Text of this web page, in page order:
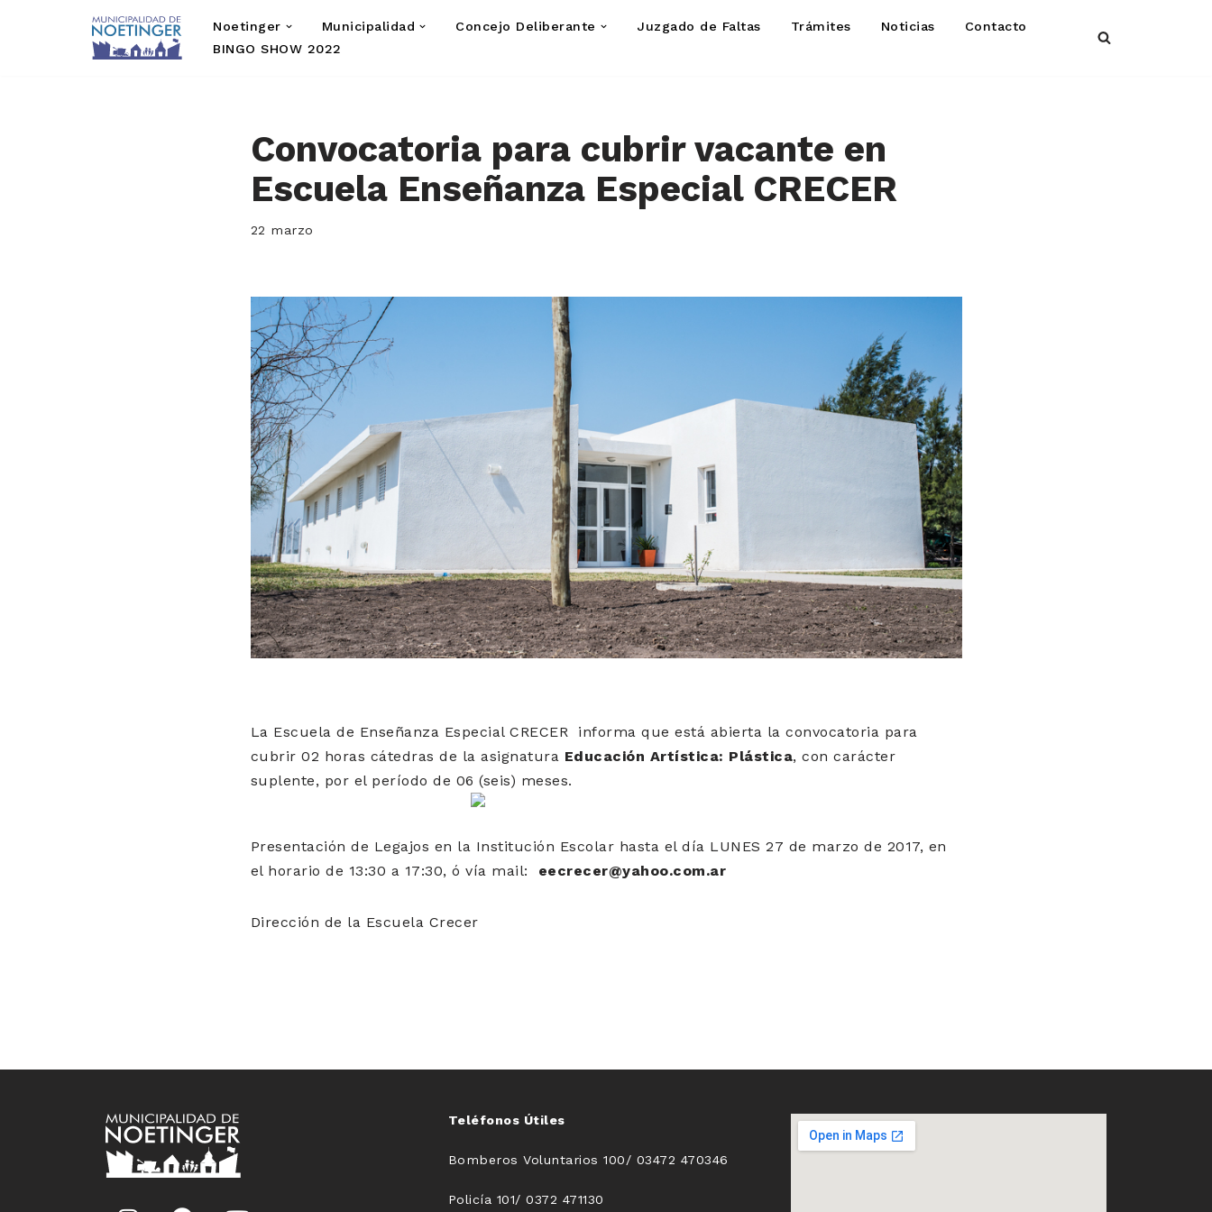
Noetinger Municipalidad Concejo Deliberante Juzgado de Faltas Trámites Noticias
Contacto
BINGO SHOW 2022
Convocatoria para cubrir vacante en
Escuela Enseñanza Especial CRECER
22 marzo
La Escuela de Enseñanza Especial CRECER informa que está abierta la convocatoria para
cubrir 02 horas cátedras de la asignatura Educación Artística: Plástica, con carácter
suplente, por el período de 06 (seis) meses.
Presentación de Legajos en la Institución Escolar hasta el día LUNES 27 de marzo de 2017, en
el horario de 13:30 a 17:30, ó vía mail: eecrecer@yahoo.com.ar
Dirección de la Escuela Crecer
Teléfonos Útiles
Bomberos Voluntarios 100/ 03472 470346
Policía 101/ 0372 471130